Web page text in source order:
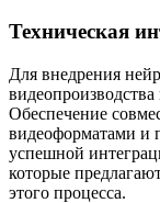
Техническая
Для внедрения
Обеспечение
видеоформатами и
успешной
которые
этого процесса.